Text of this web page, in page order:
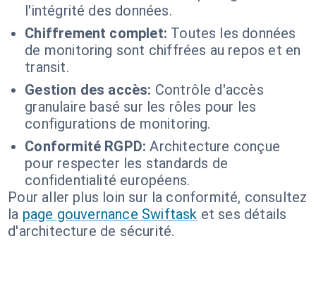
l'intégrité des données.
Chiffrement complet: Toutes les données
de monitoring sont chiffrées au repos et en
transit.
Gestion des accès: Contrôle d'accès
granulaire basé sur les rôles pour les
configurations de monitoring.
Conformité RGPD: Architecture conçue
pour respecter les standards de
confidentialité européens.
Pour aller plus loin sur la conformité, consultez
la page gouvernance Swiftask et ses détails
d'architecture de sécurité.